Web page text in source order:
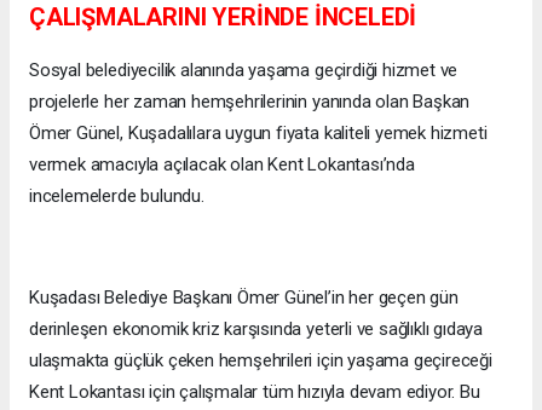
ÇALIŞMALARINI YERİNDE İNCELEDİ
Sosyal belediyecilik alanında yaşama geçirdiği hizmet ve
projelerle her zaman hemşehrilerinin yanında olan Başkan
Ömer Günel, Kuşadalılara uygun fiyata kaliteli yemek hizmeti
vermek amacıyla açılacak olan Kent Lokantası’nda
incelemelerde bulundu.
Kuşadası Belediye Başkanı Ömer Günel’in her geçen gün
derinleşen ekonomik kriz karşısında yeterli ve sağlıklı gıdaya
ulaşmakta güçlük çeken hemşehrileri için yaşama geçireceği
Kent Lokantası için çalışmalar tüm hızıyla devam ediyor. Bu